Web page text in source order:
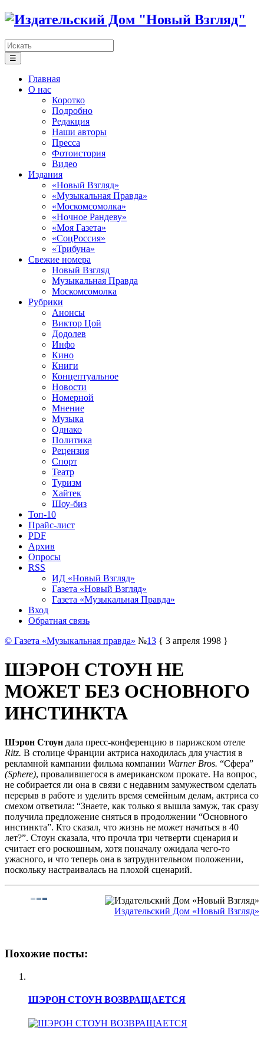
☰
Главная
О нас
Коротко
Подробно
Редакция
Наши авторы
Пресса
Фотоистория
Видео
Издания
«Новый Взгляд»
«Музыкальная Правда»
«Москомсомолка»
«Ночное Рандеву»
«Моя Газета»
«СоцРоссия»
«Трибуна»
Свежие номера
Новый Взгляд
Музыкальная Правда
Москомсомолка
Рубрики
Анонсы
Виктор Цой
Додолев
Инфо
Кино
Книги
Концептуальное
Новости
Номерной
Мнение
Музыка
Однако
Политика
Рецензия
Спорт
Театр
Туризм
Хайтек
Шоу-биз
Топ-10
Прайс-лист
PDF
Архив
Опросы
RSS
ИД «Новый Взгляд»
Газета «Новый Взгляд»
Газета «Музыкальная Правда»
Вход
Обратная связь
© Газета «Музыкальная правда» №13 { 3 апреля 1998 }
ШЭРОН СТОУН НЕ
МОЖЕТ БЕЗ ОСНОВНОГО
ИНСТИНКТА
Шэрон Стоун дала пресс-конференцию в парижском отеле
Ritz. В столице Франции актриса находилась для участия в
рекламной кампании фильма компании Warner Bros. “Сфера”
(Sphere), провалившегося в американском прокате. На вопрос,
не собирается ли она в связи с недавним замужеством сделать
перерыв в работе и уделить время семейным делам, актриса со
смехом ответила: “Знаете, как только я вышла замуж, так сразу
получила предложение сняться в продолжении “Основного
инстинкта”. Кто сказал, что жизнь не может начаться в 40
лет?”. Стоун сказала, что прочла три четверти сценария и
считает его роскошным, хотя поначалу ожидала чего-то
ужасного, и что теперь она в затруднительном положении,
поскольку настраивалась на плохой сценарий.
Издательский Дом «Новый Взгляд»
Похожие посты:
ШЭРОН СТОУН ВОЗВРАЩАЕТСЯ